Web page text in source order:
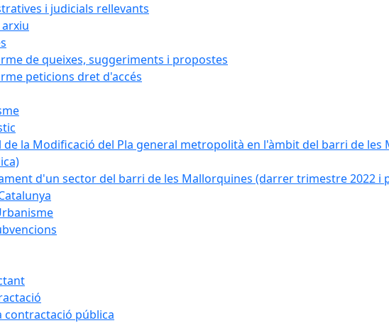
i judicials rellevants
de queixes, suggeriments i propostes
peticions dret d'accés
de la Modificació del Pla general metropolità en l'àmbit del barri de
d'un sector del barri de les Mallorquines (darrer trimestre 2022 i
contractació pública